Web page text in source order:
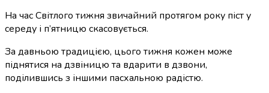
На час Світлого тижня звичайний протягом року піст у
середу і п’ятницю скасовується.
За давньою традицією, цього тижня кожен може
піднятися на дзвіницю та вдарити в дзвони,
поділившись з іншими пасхальною радістю.